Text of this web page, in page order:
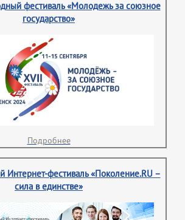
фестиваль «Молодежь за союзное
государство»
Подробнее
фестиваль «Поколение.RU –
сила в единстве»